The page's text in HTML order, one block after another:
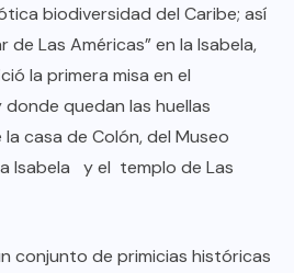
biodiversidad del Caribe; así
de Las Américas” en la Isabela,
la primera misa en el
quedan las huellas
casa de Colón, del Museo
Isabela y el templo de Las
conjunto de primicias históricas